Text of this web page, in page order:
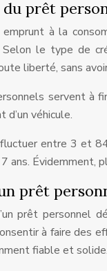
prêt
à la
le type de
liberté, sans
servent à
d’un véhicule.
entre 3 et
ans.
prêt
prêt personnel
à faire des
fiable et solide.